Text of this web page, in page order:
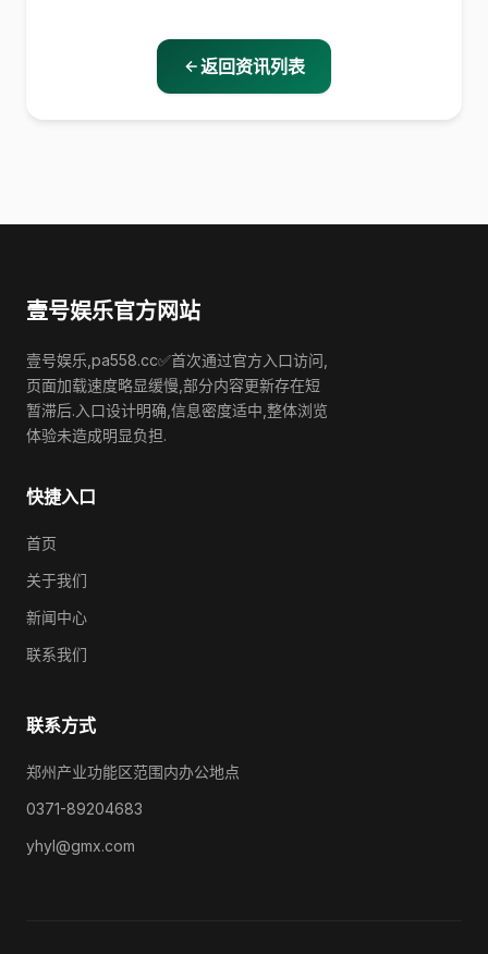
返回资讯列表
壹号娱乐官方网站
壹号娱乐,pa558.cc✅首次通过官方入口访问,
页面加载速度略显缓慢,部分内容更新存在短
暂滞后.入口设计明确,信息密度适中,整体浏览
体验未造成明显负担.
快捷入口
首页
关于我们
新闻中心
联系我们
联系方式
郑州产业功能区范围内办公地点
0371-89204683
yhyl@gmx.com